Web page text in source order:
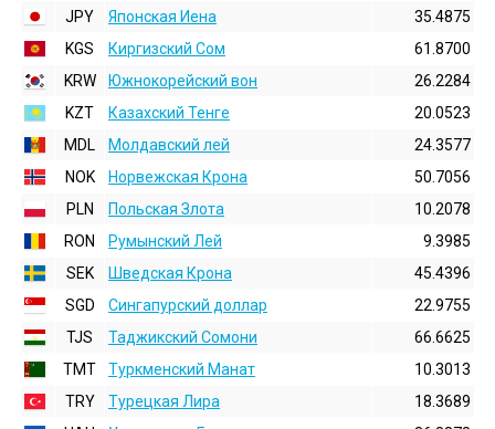
JPY
Японская Иена
35.4875
KGS
Киргизский Сом
61.8700
KRW
Южнокорейский вон
26.2284
KZT
Казахский Тенге
20.0523
MDL
Молдавский лей
24.3577
NOK
Норвежская Крона
50.7056
PLN
Польская Злота
10.2078
RON
Румынский Лей
9.3985
SEK
Шведская Крона
45.4396
SGD
Сингапурский доллар
22.9755
TJS
Таджикский Сомони
66.6625
TMT
Туркменский Манат
10.3013
TRY
Турецкая Лира
18.3689